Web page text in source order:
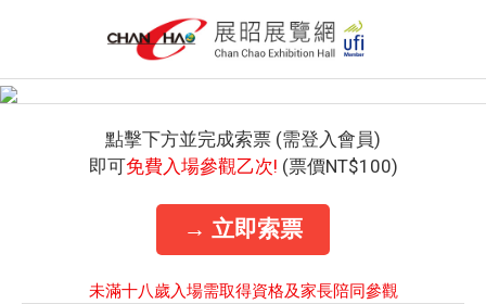
點擊下方並完成索票 (需登入會員)
即可免費入場參觀乙次! (票價NT$100)
→ 立即索票
未滿十八歲入場需取得資格及家長陪同參觀